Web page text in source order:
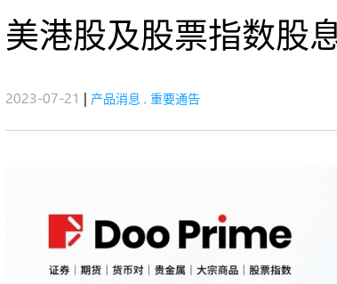
美港股及股票指数​股
2023-07-21 | 产品消息 , 重要通告